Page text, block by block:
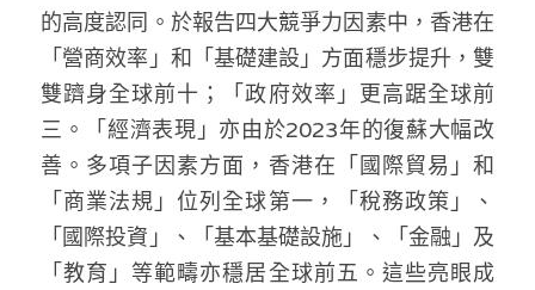
的高度認同。於報告四大競爭力因素中，香港在
「營商效率」和「基礎建設」方面穩步提升，雙
雙躋身全球前十；「政府效率」更高踞全球前
三。「經濟表現」亦由於2023年的復蘇大幅改
善。多項子因素方面，香港在「國際貿易」和
「商業法規」位列全球第一，「稅務政策」、
「國際投資」、「基本基礎設施」、「金融」及
「教育」等範疇亦穩居全球前五。這些亮眼成